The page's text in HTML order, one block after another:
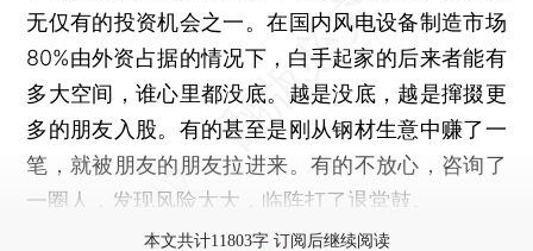
无仅有的投资机会之一。在国内风电设备制造市场
80%由外资占据的情况下，白手起家的后来者能有
多大空间，谁心里都没底。越是没底，越是撺掇更
多的朋友入股。有的甚至是刚从钢材生意中赚了一
笔，就被朋友的朋友拉进来。有的不放心，咨询了
一圈人，发现风险太大，临阵打了退堂鼓。
本文共计11803字 订阅后继续阅读